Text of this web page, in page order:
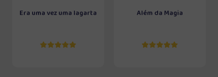
Era uma vez uma lagarta Além da Magia